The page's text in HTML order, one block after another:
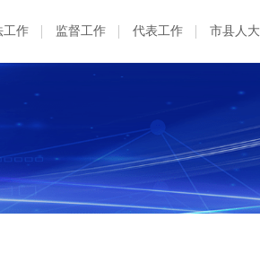
工作 监督工作 代表工作 市县人大